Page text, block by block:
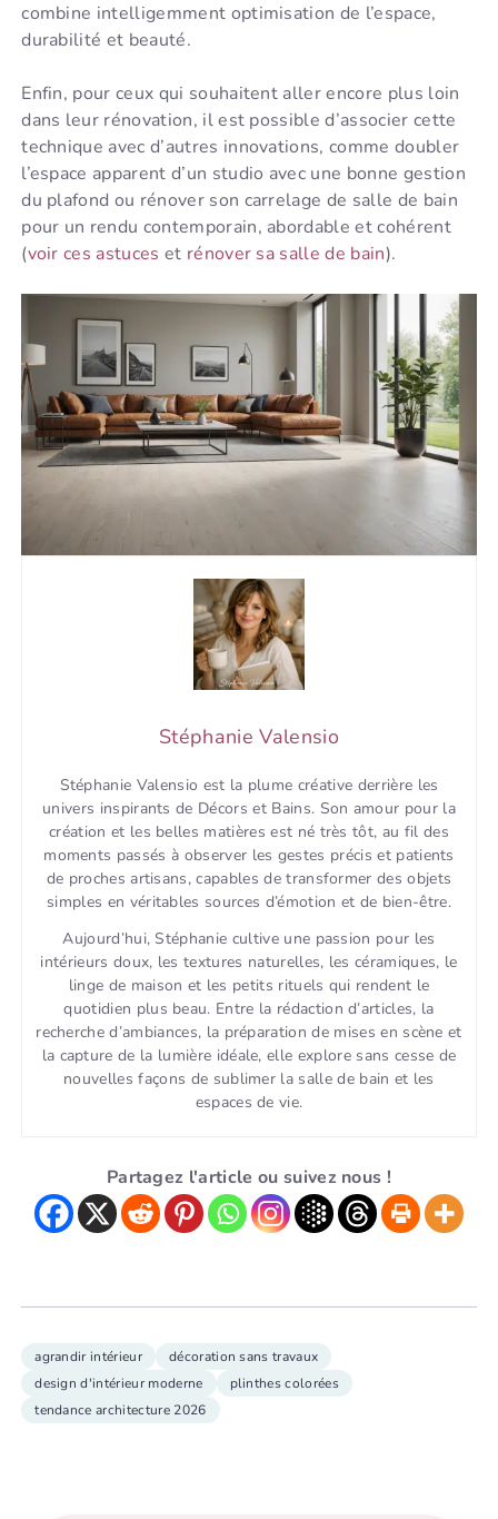
combine intelligemment optimisation de l’espace,
durabilité et beauté.
Enfin, pour ceux qui souhaitent aller encore plus loin
dans leur rénovation, il est possible d’associer cette
technique avec d’autres innovations, comme doubler
l’espace apparent d’un studio avec une bonne gestion
du plafond ou rénover son carrelage de salle de bain
pour un rendu contemporain, abordable et cohérent
(voir ces astuces et rénover sa salle de bain).
Stéphanie Valensio
Stéphanie Valensio est la plume créative derrière les
univers inspirants de Décors et Bains. Son amour pour la
création et les belles matières est né très tôt, au fil des
moments passés à observer les gestes précis et patients
de proches artisans, capables de transformer des objets
simples en véritables sources d’émotion et de bien-être.
Aujourd’hui, Stéphanie cultive une passion pour les
intérieurs doux, les textures naturelles, les céramiques, le
linge de maison et les petits rituels qui rendent le
quotidien plus beau. Entre la rédaction d’articles, la
recherche d’ambiances, la préparation de mises en scène et
la capture de la lumière idéale, elle explore sans cesse de
nouvelles façons de sublimer la salle de bain et les
espaces de vie.
Partagez l'article ou suivez nous !
agrandir intérieur
décoration sans travaux
design d'intérieur moderne
plinthes colorées
tendance architecture 2026